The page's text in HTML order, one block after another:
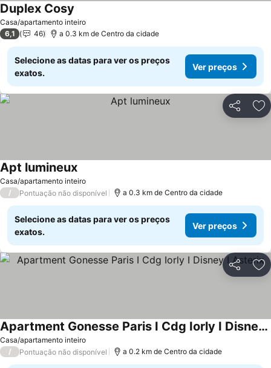
Casa/apartamento inteiro
Duplex Cosy
6,1 46 a 0.3 km de Centro da cidade
Selecione as datas para ver os preços
exatos.
Ver preços
Partilhar
Casa/apartamento inteiro
Apt lumineux
/ Pontuação não disponível a 0.3 km de Centro da cidade
Selecione as datas para ver os preços
exatos.
Ver preços
Partilhar
Casa/apartamento inteiro
Apartment Gonesse Paris I Cdg Iorly I Disney I Asterix
/ Pontuação não disponível a 0.2 km de Centro da cidade